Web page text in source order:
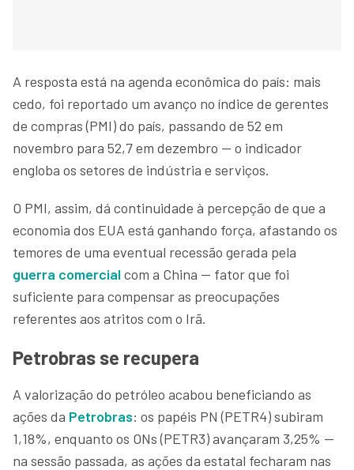
A resposta está na agenda econômica do país: mais
cedo, foi reportado um avanço no índice de gerentes
de compras (PMI) do país, passando de 52 em
novembro para 52,7 em dezembro — o indicador
engloba os setores de indústria e serviços.
O PMI, assim, dá continuidade à percepção de que a
economia dos EUA está ganhando força, afastando os
temores de uma eventual recessão gerada pela
guerra comercialcom a China — fator que foi
suficiente para compensar as preocupações
referentes aos atritos com o Irã.
Petrobras se recupera
A valorização do petróleo acabou beneficiando as
ações da Petrobras: os papéis PN (PETR4) subiram
1,18%, enquanto os ONs (PETR3) avançaram 3,25% —
na sessão passada, as ações da estatal fecharam nas